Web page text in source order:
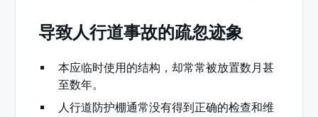
导致人行道事故的疏忽迹象
本应临时使用的结构，却常常被放置数月甚
至数年。
人行道防护棚通常没有得到正确的检查和维